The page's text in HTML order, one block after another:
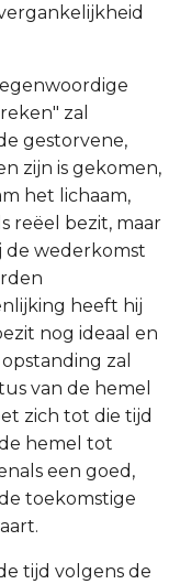
zal
gestorvene,
zijn is gekomen,
het lichaam,
reëel bezit, maar
de wederkomst
heeft hij
nog ideaal en
zal
van de hemel
zich tot die tijd
hemel tot
een goed,
toekomstige
tijd volgens de